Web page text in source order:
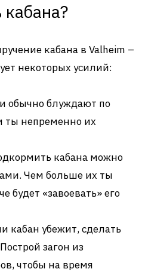
кабана в Valheim –
некоторых усилий:
обычно блуждают по
ты непременно их
кабана можно
Чем больше их ты
будет «завоевать» его
кабан убежит, сделать
загон из
чтобы на время